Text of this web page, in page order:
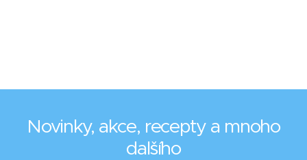
Novinky, akce, recepty a mnoho
dalšího